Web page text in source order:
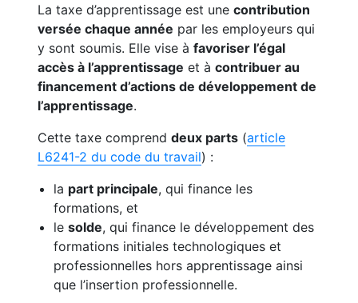
La taxe d’apprentissage est unecontribution
versée chaque année par les employeurs qui
y sont soumis. Elle vise àfavoriser l’égal
accès à l’apprentissage et àcontribuer au
financement d’actions de développement de
l’apprentissage.
Cette taxe comprenddeux parts (article
L6241-2 du code du travail) :
la part principale, qui finance les
formations, et
lesolde, qui finance le développement des
formations initiales technologiques et
professionnelles hors apprentissage ainsi
que l’insertion professionnelle.